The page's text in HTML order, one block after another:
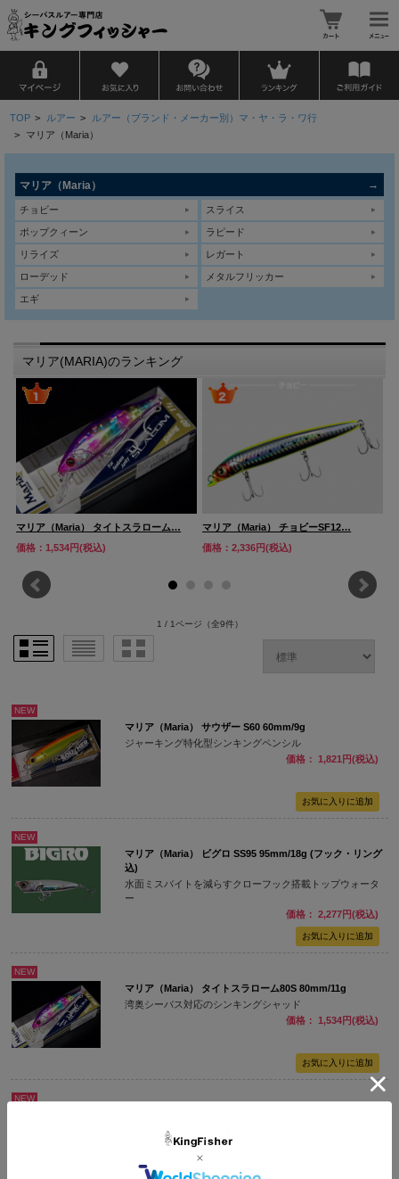
TOP > ルアー > ルアー（ブランド・メーカー別）マ・ヤ・ラ・ワ行
> マリア（Maria）
マリア（Maria）
チョビー
ポップクィーン
リライズ
ローデッド
エギ
スライス
ラピード
レガート
メタルフリッカー
マリア(MARIA)のランキング
マリア（Maria） タイトスラローム…
価格：1,534円(税込)
マリア（Maria） チョビーSF12…
価格：2,336円(税込)
1 / 1ページ （全9件）
NEW
マリア（Maria） サウザー S60 60mm/9g
ジャーキング特化型シンキングペンシル
価格： 1,821円(税込)
NEW
マリア（Maria） ビグロ SS95 95mm/18g (フック・リング
込)
水面ミスバイトを減らすクローフック搭載トップウォータ
ー
価格： 2,277円(税込)
NEW
マリア（Maria） タイトスラローム80S 80mm/11g
湾奥シーバス対応のシンキングシャッド
価格： 1,534円(税込)
NEW
青物対応！ぶっ飛び！ヘビーシンキングミノー